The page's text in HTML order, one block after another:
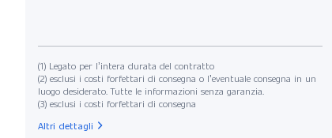
(1) Legato per l’intera durata del contratto
(2) esclusi i costi forfettari di consegna o l’eventuale consegna in un
luogo desiderato. Tutte le informazioni senza garanzia.
(3) esclusi i costi forfettari di consegna
Altri dettagli